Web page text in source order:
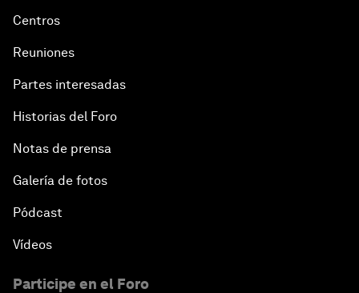
Centros
Reuniones
Partes interesadas
Historias del Foro
Notas de prensa
Galería de fotos
Pódcast
Vídeos
Participe en el Foro